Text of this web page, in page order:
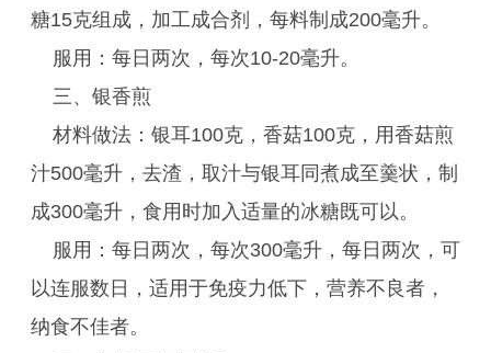
糖15克组成，加工成合剂，每料制成200毫升。
服用：每日两次，每次10-20毫升。
三、银香煎
材料做法：银耳100克，香菇100克，用香菇煎
汁500毫升，去渣，取汁与银耳同煮成至羹状，制
成300毫升，食用时加入适量的冰糖既可以。
服用：每日两次，每次300毫升，每日两次，可
以连服数日，适用于免疫力低下，营养不良者，
纳食不佳者。